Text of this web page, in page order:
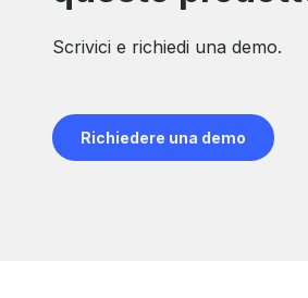
Scrivici e richiedi una demo.
Richiedere una demo